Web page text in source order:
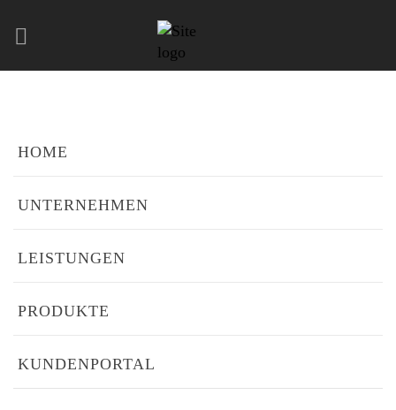
NO POSTS WERE FOUND!
HOME
UNTERNEHMEN
LEISTUNGEN
PRODUKTE
KUNDENPORTAL